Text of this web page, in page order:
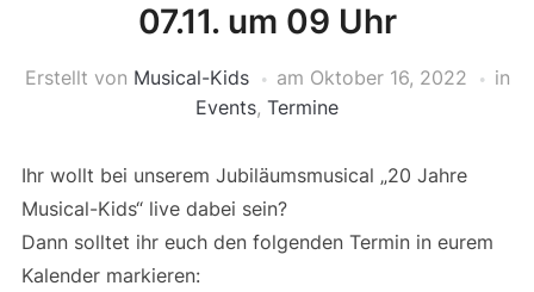
07.11. um 09 Uhr
Erstellt von Musical-Kids am Oktober 16, 2022
in
Events, Termine
Ihr wollt bei unserem Jubiläumsmusical „20 Jahre
Musical-Kids“ live dabei sein?
Dann solltet ihr euch den folgenden Termin in eurem
Kalender markieren: